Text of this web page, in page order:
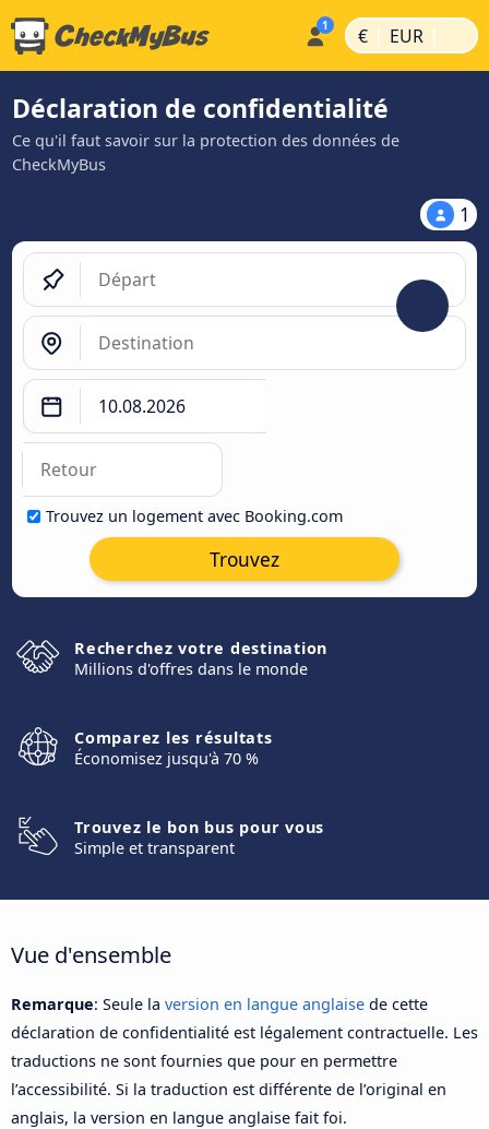
€ | EUR |
Déclaration de confidentialité
Ce qu'il faut savoir sur la protection des données de
CheckMyBus
1
Trouvez un logement avec Booking.com
Trouvez
Recherchez votre destination
Millions d'offres dans le monde
Comparez les résultats
Économisez jusqu'à 70 %
Trouvez le bon bus pour vous
Simple et transparent
Vue d'ensemble
Remarque: Seule la version en langue anglaise de cette
déclaration de confidentialité est légalement contractuelle. Les
traductions ne sont fournies que pour en permettre
l’accessibilité. Si la traduction est différente de l’original en
anglais, la version en langue anglaise fait foi.